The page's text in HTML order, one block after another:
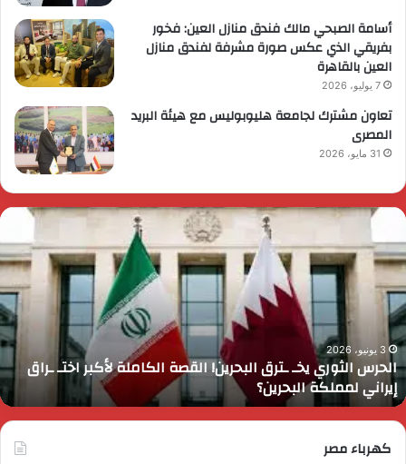
أسامة الصبحي مالك فندق منازل العين: فخور
بفريقي الذي عكس صورة مشرفة لفندق منازل
العين بالقاهرة
7 يوليو، 2026
تعاون مشترك لجامعة هليوبوليس مع هيئة البريد
المصرى
31 مايو، 2026
الحرس
يخـ
ـترق
البحرين!
القصة
الكاملة
لأكبر
اختـ
ـراق
إيراني
لمملكة
البحرين؟
3 يونيو، 2026
الحرس الثوري يخـ ـترق البحرين! القصة الكاملة لأكبر اختـ ـراق
إيراني لمملكة البحرين؟
كهرباء مصر